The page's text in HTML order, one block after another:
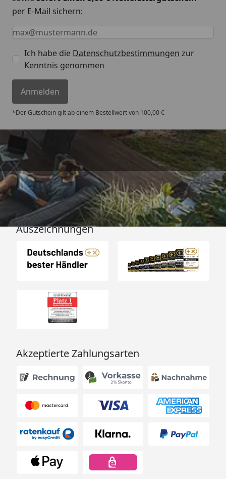
per E-Mail sichern:
Keine Eingabe erforderlich
Eingabe erforderlich
E-Mail *
Ich habe die Datenschutzbestimmungen zur
Kenntnis genommen
Anmelden
*Der Gutschein gilt ab einem Bestellwert von 100,00 €
Versand
Auszeichnungen
Akzeptierte Zahlungsarten